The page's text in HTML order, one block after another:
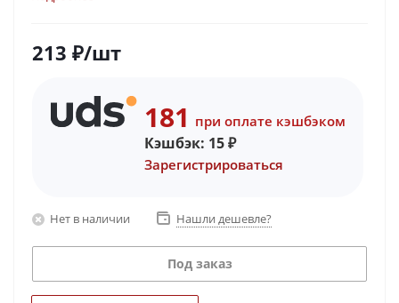
213 ₽/шт
181 при оплате кэшбэком
Кэшбэк: 15₽
Зарегистрироваться
Нет в наличии Нашли дешевле?
Под заказ